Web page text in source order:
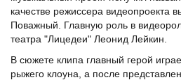
качестве режиссера видеопроекта
Поважный. Главную роль в
театра "Лицедеи" Леонид Лейкин.
В сюжете клипа главный герой
рыжего клоуна, а после